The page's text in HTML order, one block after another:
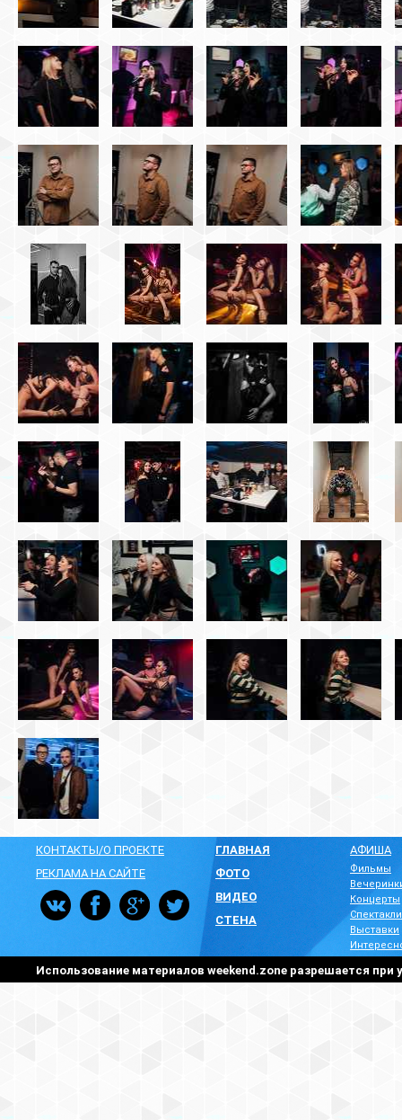
КОНТАКТЫ/О ПРОЕКТЕ
РЕКЛАМА НА САЙТЕ
ГЛАВНАЯ
ФОТО
ВИДЕО
СТЕНА
АФИША
Фильмы
Концерты
Спектакли
Выставки
Использование материалов weekend.zone разрешается